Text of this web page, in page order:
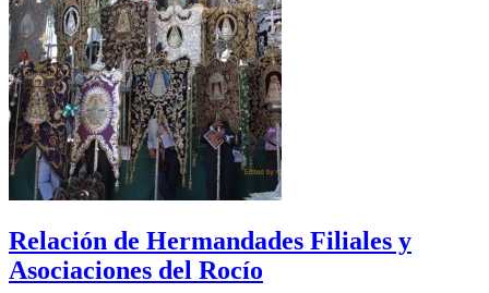
Relación de Hermandades Filiales y
Asociaciones del Rocío